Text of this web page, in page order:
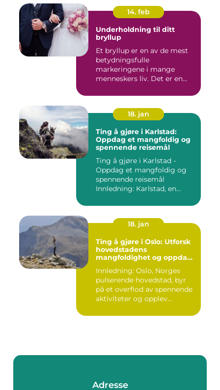
14. feb
Underholdning til ditt
bryllup
Et bryllup er en av de mest
betydningsfulle
markeringene i mange
menneskers liv. Det er en
18. jan
Ting å gjøre i Karlstad:
Oppdag et mangfoldig og
spennende reisemål
Ting å gjøre i Karlstad -
Oppdag et mangfoldig og
spennende reisemål
Innledning: Karlstad, en
18. jan
Ting å gjøre i Oslo: Utforsk
hovedstadens
mangfoldighet og oppdag
Innledning: Oslo, Norges
pulserende hovedstad, byr
på et overflod av spennende
aktiviteter og opplev...
Adresse